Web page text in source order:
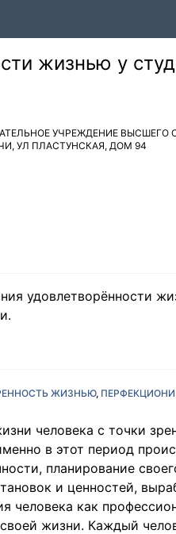
жизнью у
УЧРЕЖДЕНИЕ ВЫСШЕГО
, УЛ ПЛАСТУНСКАЯ, ДОМ 94
удовлетворённости
ЖИЗНЬЮ
человека с точки
в этот период
планирование
и ценностей,
человека как
жизни. Каждый